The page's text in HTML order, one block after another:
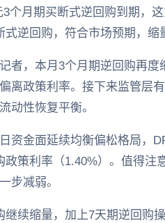
个月期买断式逆回购到期，
逆回购，符合市场预期，缩
者，本月3个月期逆回购再
离政策利率。接下来监管层
动性恢复平衡。
资金面延续均衡偏松格局，
策利率（1.40%）。值得注
步减弱。
续缩量，加上7天期逆回购